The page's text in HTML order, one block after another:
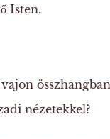
Isten.
összhangban
nézetekkel?